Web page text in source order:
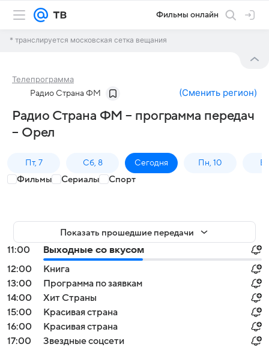
Фильмы онлайн
* транслируется московская сетка вещания
Телепрограмма
Радио Страна ФМ (Сменить регион)
Радио Страна ФМ – программа передач
– Орел
Пт, 7 Сб, 8 Сегодня Пн, 10
Фильмы Сериалы Спорт
Показать прошедшие передачи
11:00
Выходные со вкусом
12:00
Книга
13:00
Программа по заявкам
14:00
Хит Страны
15:00
Красивая страна
16:00
Красивая страна
17:00
Звездные соцсети